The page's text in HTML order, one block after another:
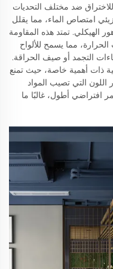
ضد مختلف التحديات
امتصاص الماء، مما يقلل
الهيكلي. تمتد هذه المقاومة
مما يسمح للألواح
التجمد أو صيف الحراقة.
ذات أهمية خاصة، حيث تمنع
اللون التي تصيب المواد
افتراضي أطول، غالبًا ما